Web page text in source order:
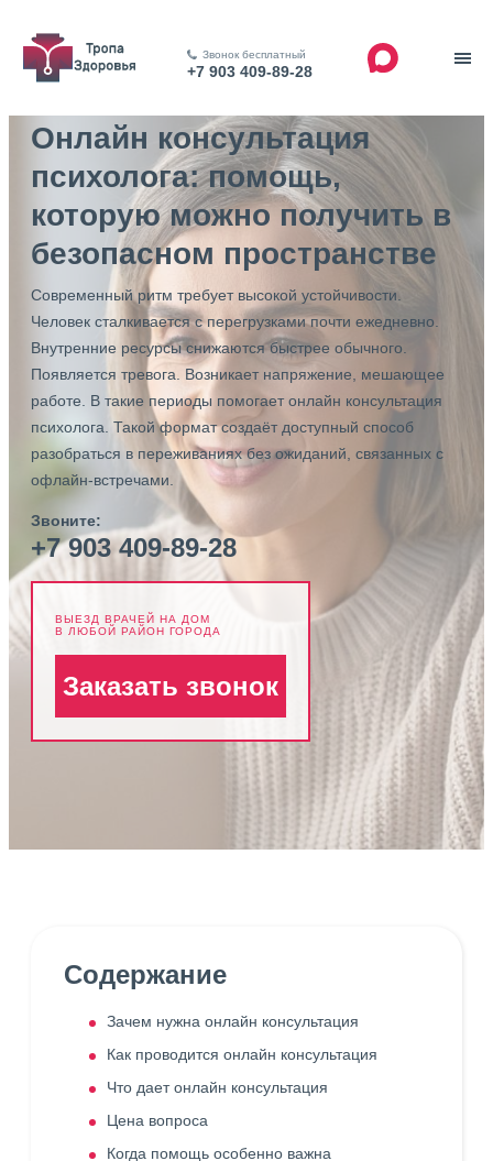
Звонок бесплатный
+7 903 409-89-28
Онлайн консультация
психолога: помощь,
которую можно получить в
безопасном пространстве
Современный ритм требует высокой устойчивости.
Человек сталкивается с перегрузками почти ежедневно.
Внутренние ресурсы снижаются быстрее обычного.
Появляется тревога. Возникает напряжение, мешающее
работе. В такие периоды помогает онлайн консультация
психолога. Такой формат создаёт доступный способ
разобраться в переживаниях без ожиданий, связанных с
офлайн-встречами.
Звоните:
+7 903 409-89-28
ВЫЕЗД ВРАЧЕЙ НА ДОМ
В ЛЮБОЙ РАЙОН ГОРОДА
Заказать звонок
Содержание
Зачем нужна онлайн консультация
Как проводится онлайн консультация
Что дает онлайн консультация
Цена вопроса
Когда помощь особенно важна